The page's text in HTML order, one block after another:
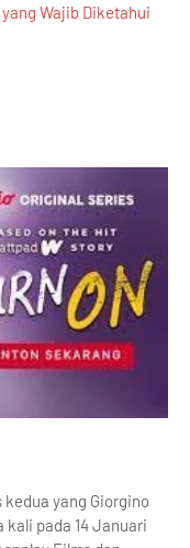
Wajib Diketahui
kedua yang Giorgino
pada 14 Januari